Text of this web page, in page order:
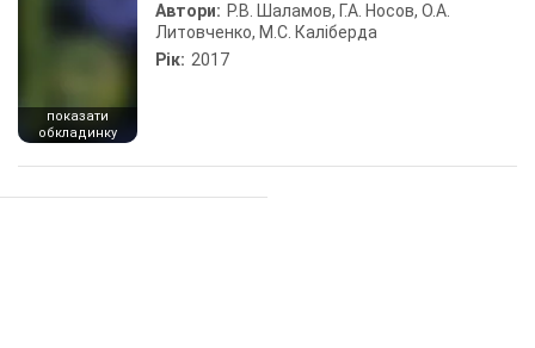
показати
обкладинку
Автори: Р.В. Шаламов, Г.А. Носов, О.А.
Литовченко, М.С. Каліберда
Рік: 2017